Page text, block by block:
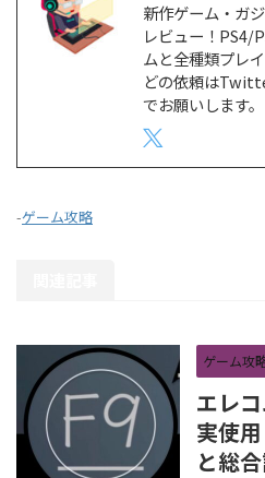
新作ゲーム・ガ
レビュー！
ムと全種類プレ
どの依頼は
でお願いします。
-ゲーム攻略
ゲーム攻
エレ
実使
と総